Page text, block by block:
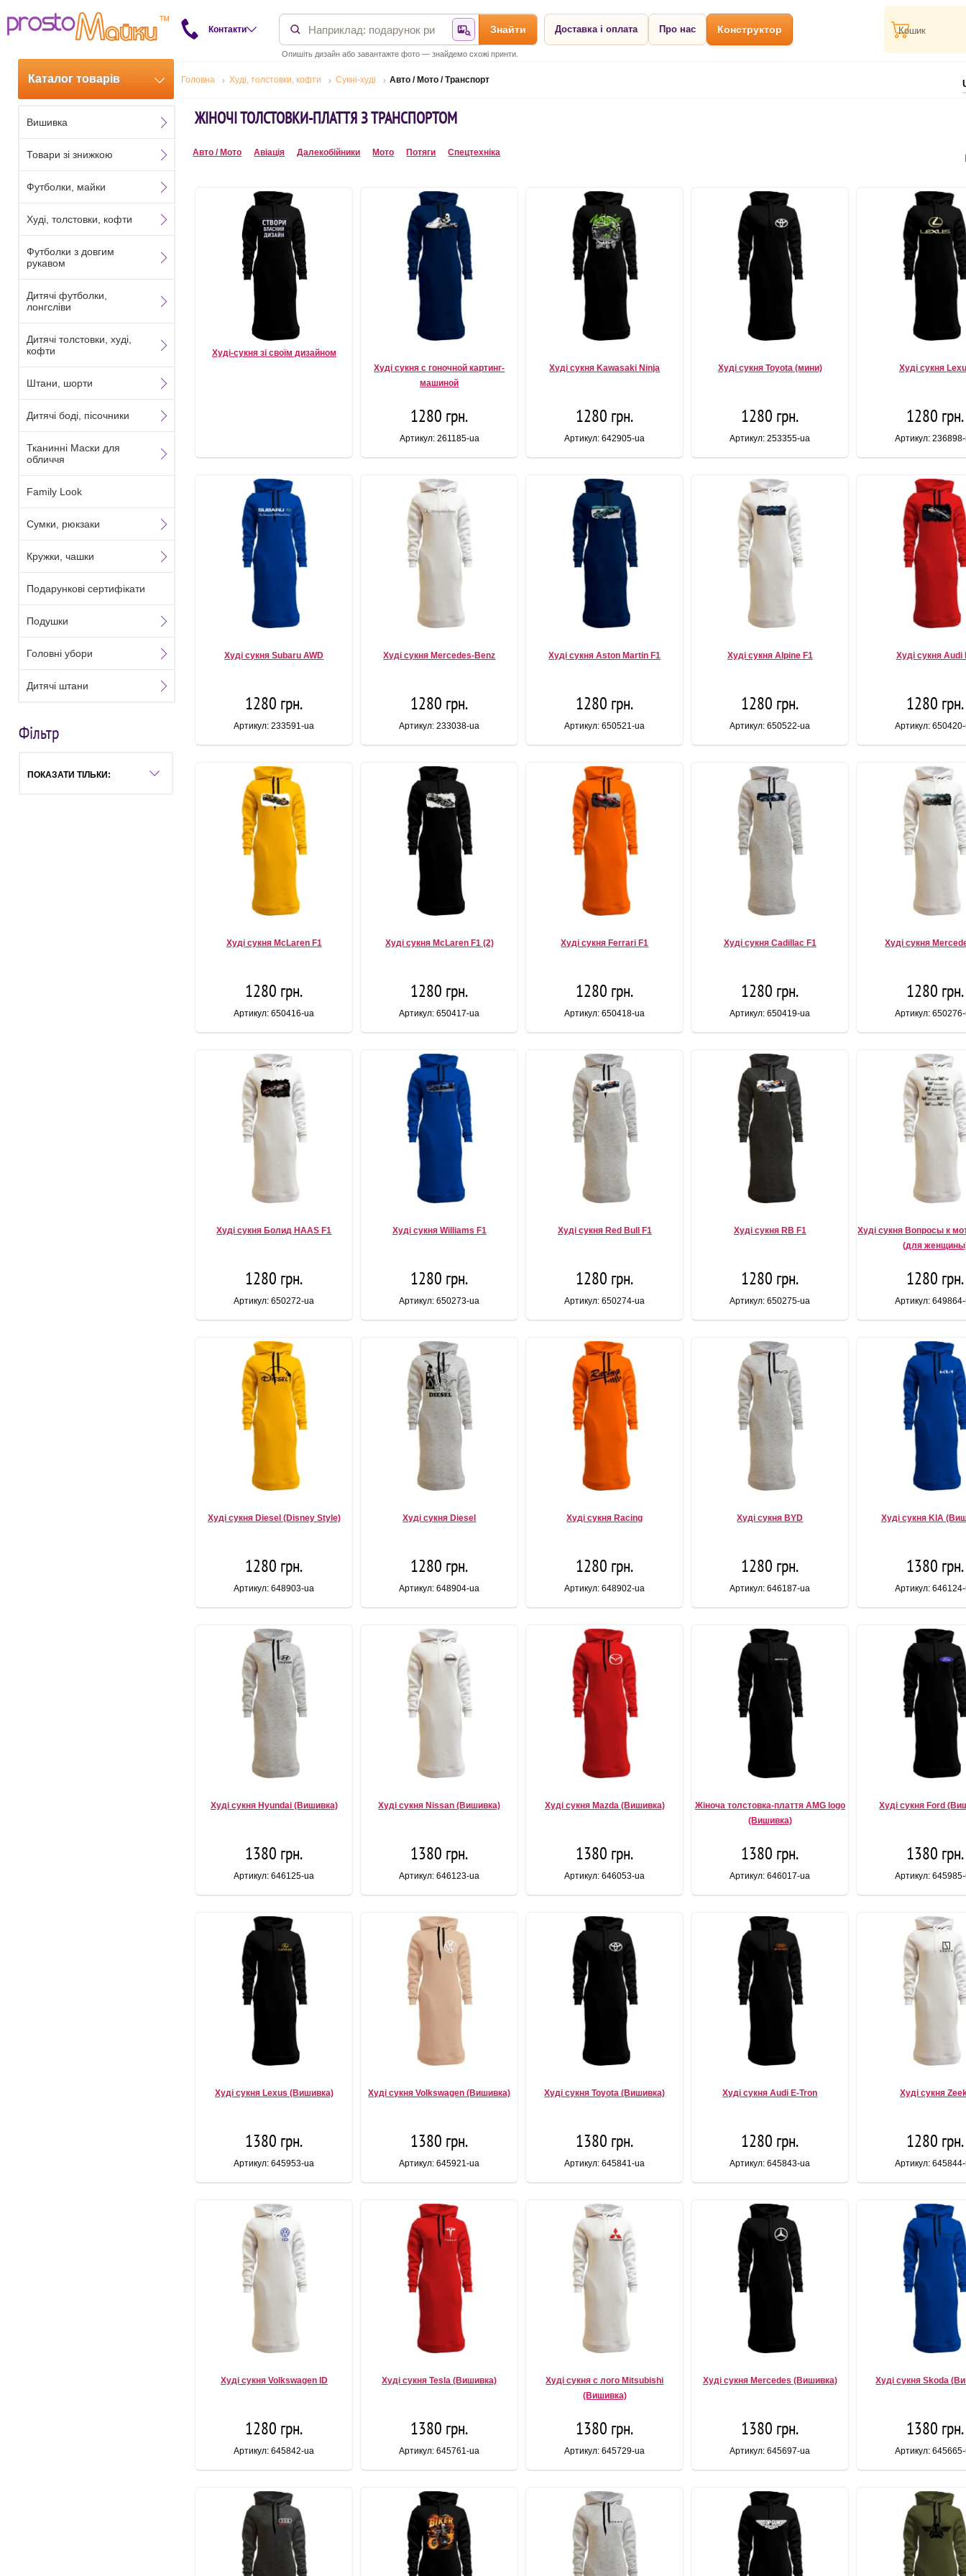
Контакти Знайти за фотографією
Знайти
Опишіть дизайн або завантажте фото — знайдемо схожі принти.
Доставка і оплата Про нас Конструктор Кошик
Каталог товарів Головна Худі, толстовки, кофти Сукні-худі Авто / Мото / Транспорт
ЖІНОЧІ ТОЛСТОВКИ-ПЛАТТЯ З ТРАНСПОРТОМ
Авто / Мото Авіація Далекобійники Мото Потяги Спецтехніка
Худі-сукня зі своїм дизайном
Худі сукня с гоночной картинг-
машиной
1280 грн.
Артикул: 261185-ua
Худі сукня Kawasaki Ninja
1280 грн.
Артикул: 642905-ua
Худі сукня Toyota (мини)
1280 грн.
Артикул: 253355-ua
Худі сукня
1280 грн.
Артикул:
Худі сукня Subaru AWD
1280 грн.
Артикул: 233591-ua
Худі сукня Mercedes-Benz
1280 грн.
Артикул: 233038-ua
Худі сукня Aston Martin F1
1280 грн.
Артикул: 650521-ua
Худі сукня Alpine F1
1280 грн.
Артикул: 650522-ua
Худі сукня Audi
1280 грн.
Артикул:
Худі сукня McLaren F1
1280 грн.
Артикул: 650416-ua
Худі сукня McLaren F1 (2)
1280 грн.
Артикул: 650417-ua
Худі сукня Ferrari F1
1280 грн.
Артикул: 650418-ua
Худі сукня Cadillac F1
1280 грн.
Артикул: 650419-ua
Худі сукня
1280 грн.
Артикул:
Худі сукня Болид HAAS F1
1280 грн.
Артикул: 650272-ua
Худі сукня Williams F1
1280 грн.
Артикул: 650273-ua
Худі сукня Red Bull F1
1280 грн.
Артикул: 650274-ua
Худі сукня RB F1
1280 грн.
Артикул: 650275-ua
Худі сукня Вопросы к
(для
1280 грн.
Артикул:
Худі сукня Diesel (Disney Style)
1280 грн.
Артикул: 648903-ua
Худі сукня Diesel
1280 грн.
Артикул: 648904-ua
Худі сукня Racing
1280 грн.
Артикул: 648902-ua
Худі сукня BYD
1280 грн.
Артикул: 646187-ua
Худі сукня KIA
1380 грн.
Артикул:
Худі сукня Hyundai (Вишивка)
1380 грн.
Артикул: 646125-ua
Худі сукня Nissan (Вишивка)
1380 грн.
Артикул: 646123-ua
Худі сукня Mazda (Вишивка)
1380 грн.
Артикул: 646053-ua
Жіноча толстовка-плаття AMG logo
(Вишивка)
1380 грн.
Артикул: 646017-ua
Худі сукня Ford
1380 грн.
Артикул:
Худі сукня Lexus (Вишивка)
1380 грн.
Артикул: 645953-ua
Худі сукня Volkswagen (Вишивка)
1380 грн.
Артикул: 645921-ua
Худі сукня Toyota (Вишивка)
1380 грн.
Артикул: 645841-ua
Худі сукня Audi E-Tron
1280 грн.
Артикул: 645843-ua
Худі сукня
1280 грн.
Артикул:
Худі сукня Volkswagen ID
1280 грн.
Артикул: 645842-ua
Худі сукня Tesla (Вишивка)
1380 грн.
Артикул: 645761-ua
Худі сукня с лого Mitsubishi
(Вишивка)
1380 грн.
Артикул: 645729-ua
Худі сукня Mercedes (Вишивка)
1380 грн.
Артикул: 645697-ua
Худі сукня Skoda
1380 грн.
Артикул:
Вишивка
Товари зі знижкою
Футболки, майки
Худі, толстовки, кофти
Футболки з довгим
рукавом
Дитячі футболки,
лонгсліви
Дитячі толстовки, худі,
кофти
Штани, шорти
Дитячі боді, пісочники
Тканинні Маски для
обличчя
Family Look
Сумки, рюкзаки
Кружки, чашки
Подарункові сертифікати
Подушки
Головні убори
Дитячі штани
Фільтр
ПОКАЗАТИ ТІЛЬКИ: